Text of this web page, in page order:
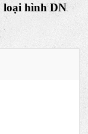
loại hình DN